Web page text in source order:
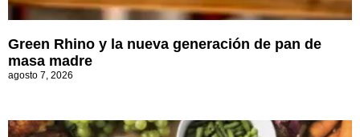
Green Rhino y la nueva generación de pan de
masa madre
agosto 7, 2026